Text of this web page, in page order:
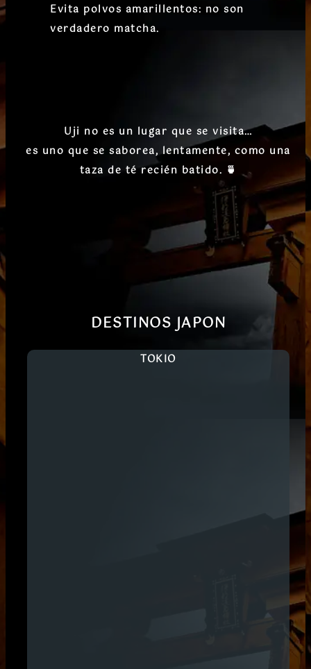
Evita polvos amarillentos: no son
verdadero matcha.
Uji no es un lugar que se visita…
es uno que se saborea, lentamente, como una
taza de té recién batido. 🍵
DESTINOS JAPON
TOKIO